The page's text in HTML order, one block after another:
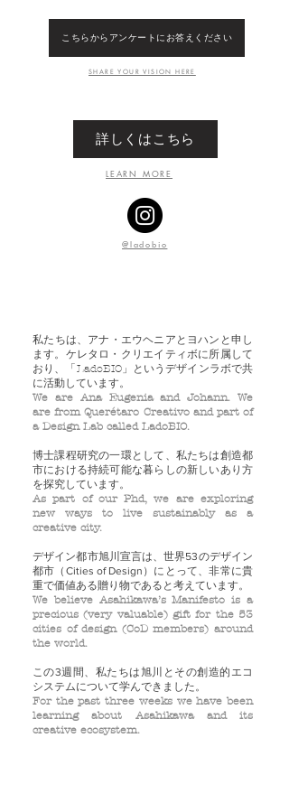
こちらからアンケートにお答えください
SHARE YOUR VISION HERE
詳しくはこちら
LEARN MORE
@ladobio
​私たちは、アナ・エウヘニアとヨハンと申し
ます。ケレタロ・クリエイティボに所属して
おり、「LadoBIO」というデザインラボで共
に活動しています。
We are Ana Eugenia and Johann. We
are from Querétaro Creativo and part of
a Design Lab called LadoBIO.
博士課程研究の一環として、私たちは創造都
市における持続可能な暮らしの新しいあり方
を探究しています。
As part of our Phd, we are exploring
new ways to live sustainably as a
creative city.
デザイン都市旭川宣言は、世界53のデザイン
都市（Cities of Design）にとって、非常に貴
重で価値ある贈り物であると考えています。
We believe Asahikawa’s Manifesto is a
precious (very valuable) gift for the 53
cities of design (CoD members) around
the world.
この3週間、私たちは旭川とその創造的エコ
システムについて学んできました。
For the past three weeks we have been
learning about Asahikawa and its
creative ecosystem.